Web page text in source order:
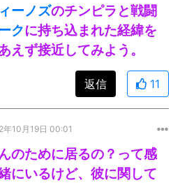
ーノズのチンピラと戦闘
クに持ち込まれた経緯を
えず接近してみよう。
返信 11
年10月19日 00:01
のために居るの？って感
にいるけど、彼に関して